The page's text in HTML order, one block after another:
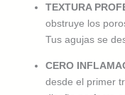
TEXTURA
obstruye los
Tus agujas se
CERO
desde el primer